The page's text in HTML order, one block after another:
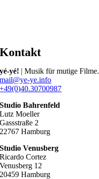
Kontakt
yé-yé! | Musik für mutige Filme.
mail@ye-ye.info
+49(0)40.30700987
Studio Bahrenfeld
Lutz Moeller
Gassstraße 2
22767 Hamburg
Studio Venusberg
Ricardo Cortez
Venusberg 12
20459 Hamburg